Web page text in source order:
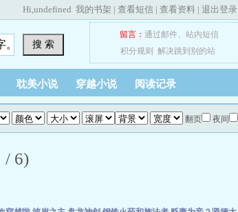
Hi,undefined 我的书架 | 查看短信 | 查看资料 | 退出登录
搜 索
留言： 通过邮件、 站内短信
积分规则
解决跳到别的站
耽美小说 穿越小说 阅读记录
翻页 夜间
/ 6)